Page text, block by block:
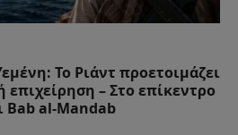
Το Ριάντ προετοιμάζει
επιχείρηση – Στο επίκεντρο
Bab al-Mandab